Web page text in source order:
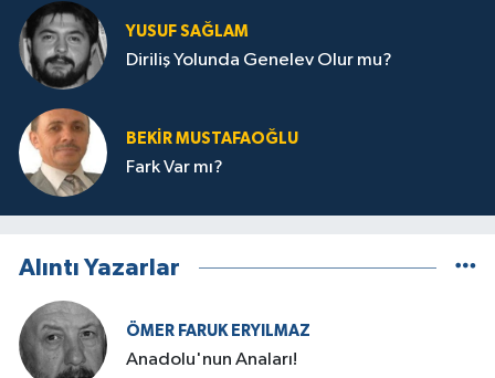
YUSUF SAĞLAM
Diriliş Yolunda Genelev Olur mu?
BEKIR MUSTAFAOĞLU
Fark Var mı?
Alıntı Yazarlar
ÖMER FARUK ERYILMAZ
Anadolu'nun Anaları!